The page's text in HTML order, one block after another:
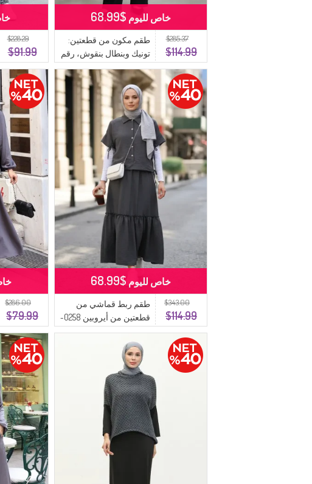
$285.37
$114.99
طقم مكون من قطعتين:
تونيك وبنطال بنقوش، رقم
الموديل 2245-04، لون
برقوقي داكن.
خاص لليوم $68.99
$228.29
$91.99
$343.00
$114.99
طقم ربط قماشي من
قطعتين من أيروبين 0258-
03 أنثراسيت
خاص لليوم $68.99
$286.00
$79.99